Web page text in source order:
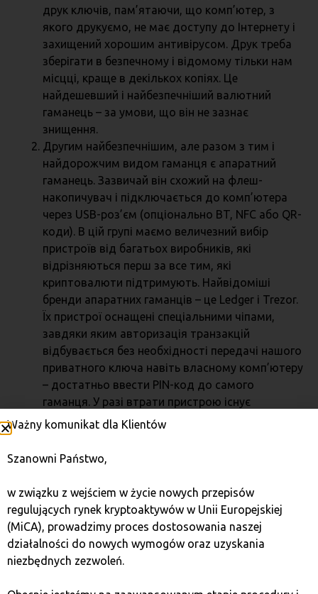
друк ключів, пам’ятаючи, що комп’ютер, з
якого друкуємо, не має доступу до Інтернету і
захищений хорошим антивірусом. Друк треба
зберігати в безпечному і відомому тільки нам
місцці, краще в декількох копіях. Це
найдешевший і найбезпечніший валютний
гаманець – за умови, що він не зазнає
знищення.
Другим найбезпечнішим, але разом з тим і
найдорожчим видом гаманця є апаратний
гаманець. Зазвичай він схожий на флеш-
накопичувач і підключається до комп’ютера
через USB-роз’єм (опціонально BT, NFC або QR-
коди). В цій групі маємо величезний вибір
пристроїв від багатьох виробників, які
відрізняються перш за все тим, які
криптовалюти підтримують. Найвідоміші
бренди апаратних гаманців – це Ledger і Trezor.
Їх пристрої оснащені спеціальними чіпами,
завдяки яким авторизація транзакцій
відбувається без необхідності передачі нашого
приватного ключа навіть власному комп’ютеру
– достатньо ввести PIN-код до самого
гаманця. У разі втрати пристрою існує
можливість відновлення збережених на ньому
який з’являється під час першого використання
випадок, якщо в майбутньому знадобиться
відновити дані, збережені в загубленому
гаманці.
Апаратні гаманці, залежно від виробника і
моделі, також пропонують інші функціональні
основі відкритого коду, що загалом
Ważny komunikat dla Klientów
Szanowni Państwo,
w związku z wejściem w życie nowych przepisów
regulujących rynek kryptoaktywów w Unii Europejskiej
(MiCA), prowadzimy proces dostosowania naszej
działalności do nowych wymogów oraz uzyskania
niezbędnych zezwoleń.